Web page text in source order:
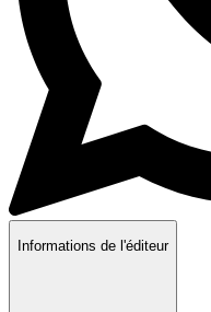
Informations de l'éditeur